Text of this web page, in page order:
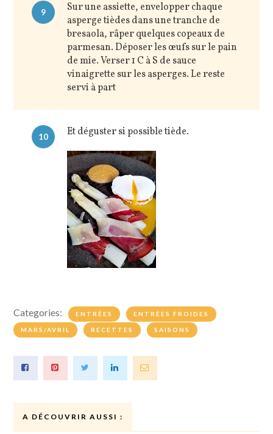
9
Sur une assiette, envelopper chaque
asperge tièdes dans une tranche de
bresaola, râper quelques copeaux de
parmesan. Déposer les œufs sur le pain
de mie. Verser 1 C à S de sauce
vinaigrette sur les asperges. Le reste
servi à part
10 Et déguster si possible tiède.
Categories: ENTRÉES ENTRÉES FROIDES
MARS/AVRIL RECETTES SAISONS
A DÉCOUVRIR AUSSI :